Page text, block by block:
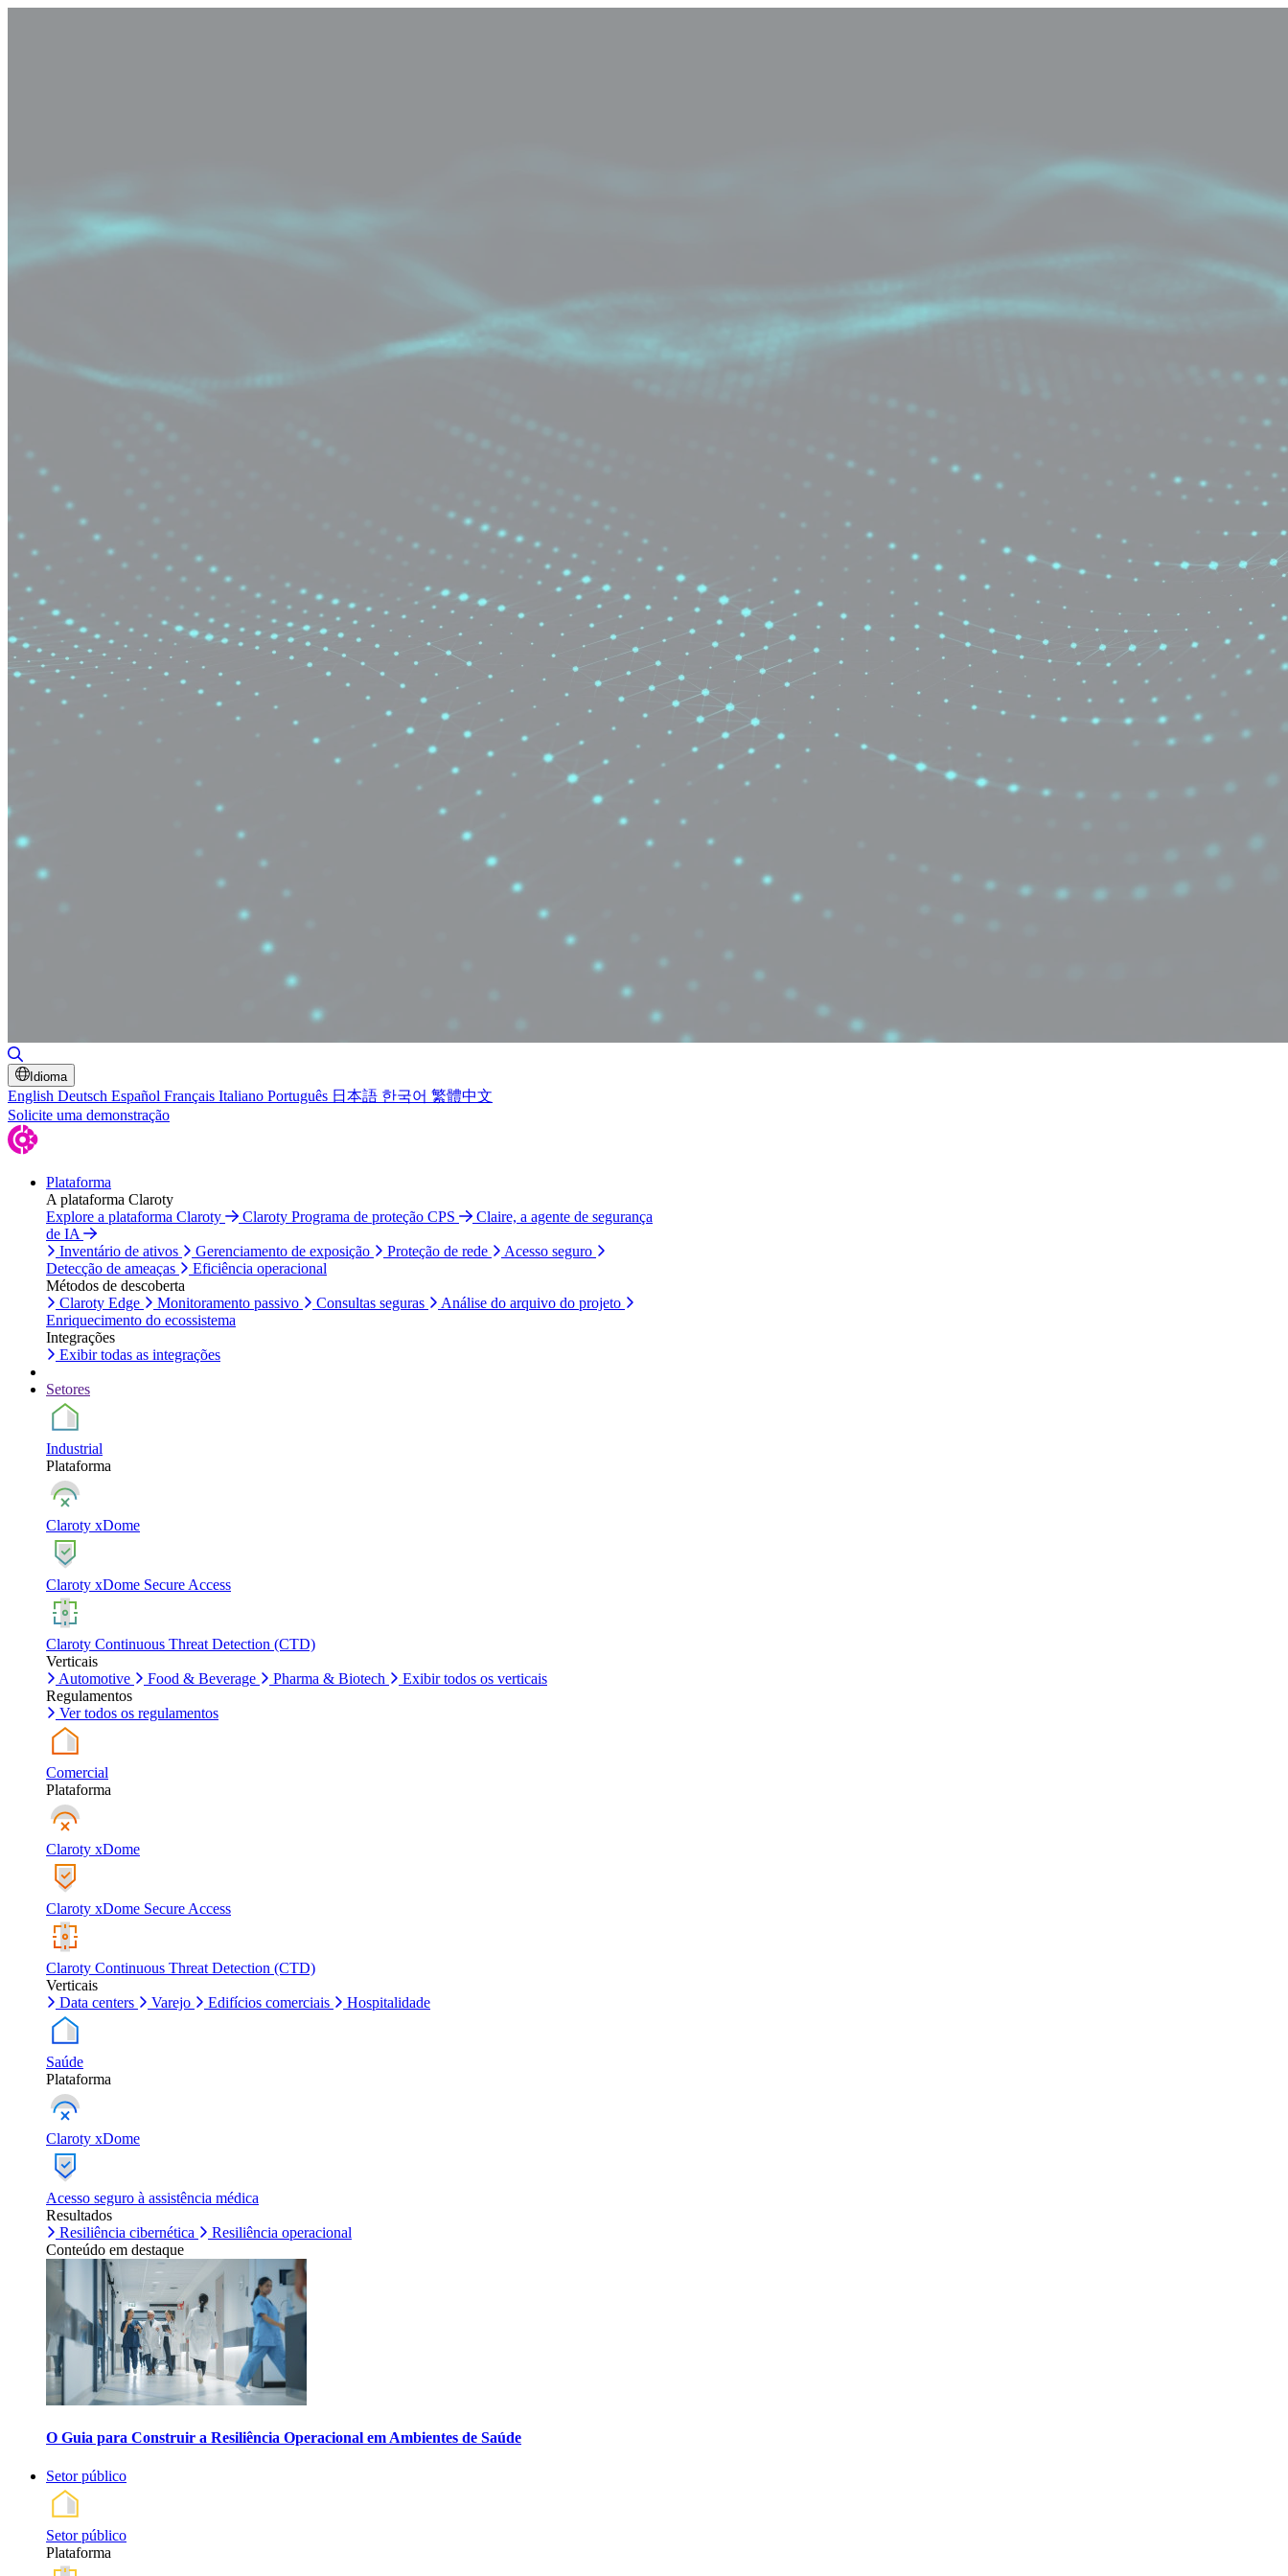
Idioma
English Deutsch Español Français Italiano Português 日本語 한국어 繁體中文
Solicite uma demonstração
Plataforma
A plataforma Claroty
Explore a plataforma Claroty
Claroty Programa de proteção CPS
Claire, a agente de segurança
de IA
Inventário de ativos
Gerenciamento de exposição Proteção de rede
Acesso seguro
Detecção de ameaças
Eficiência operacional
Métodos de descoberta
Claroty Edge
Monitoramento passivo Consultas seguras
Análise do arquivo do projeto
Enriquecimento do ecossistema
Integrações
Exibir todas as integrações
Setores
Industrial
Plataforma
Claroty xDome
Claroty xDome Secure Access
Claroty Continuous Threat Detection (CTD)
Verticais
Automotive
Food & Beverage Pharma & Biotech
Exibir todos os verticais
Regulamentos
Ver todos os regulamentos
Comercial
Plataforma
Claroty xDome
Claroty xDome Secure Access
Claroty Continuous Threat Detection (CTD)
Verticais
Data centers
Varejo Edifícios comerciais Hospitalidade
Saúde
Plataforma
Claroty xDome
Acesso seguro à assistência médica
Resultados
Resiliência cibernética
Resiliência operacional
Conteúdo em destaque
O Guia para Construir a Resiliência Operacional em Ambientes de Saúde
Setor público
Setor público
Plataforma